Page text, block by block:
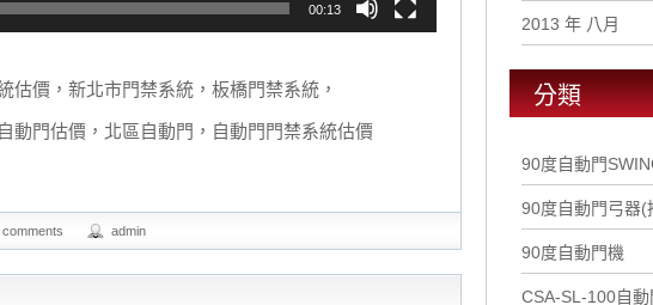
00:13
估價，新北市門禁系統，板橋門禁系統，
動門估價，北區自動門，自動門門禁系統估價
comments admin
2013 年 八月
分類
90度自動門
90度自動門弓器(
90度自動門機
CSA-SL-100自動